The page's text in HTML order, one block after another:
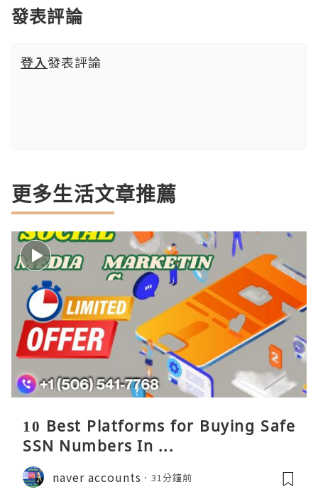
發表評論
登入發表評論
更多生活文章推薦
10 Best Platforms for Buying Safe
SSN Numbers In ...
naver accounts 31分鐘前